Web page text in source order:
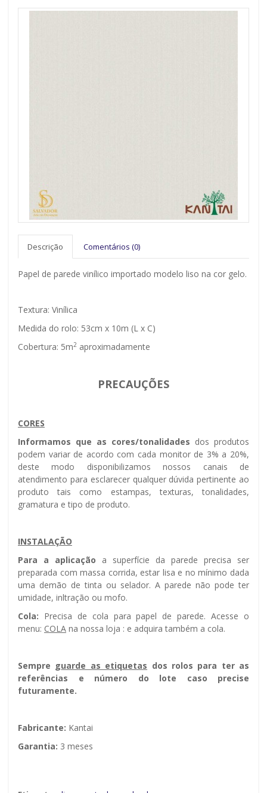
Descrição Comentários (0)
Papel de parede vinílico importado modelo liso na cor gelo.
Textura: Vinílica
Medida do rolo: 53cm x 10m (L x C)
Cobertura: 5m2 aproximadamente
PRECAUÇÕES
CORES
Informamos que as cores/tonalidades dos produtos
podem variar de acordo com cada monitor de 3% a 20%,
deste modo disponibilizamos nossos canais de
atendimento para esclarecer qualquer dúvida pertinente ao
produto tais como estampas, texturas, tonalidades,
gramatura e tipo de produto.
INSTALAÇÃO
Para a aplicação a superfície da parede precisa ser
preparada com massa corrida, estar lisa e no mínimo dada
uma demão de tinta ou selador. A parede não pode ter
umidade, infiltração ou mofo.
Cola: Precisa de cola para papel de parede. Acesse o
menu: COLA na nossa loja : e adquira também a cola.
Sempre guarde as etiquetas dos rolos para ter as
referências e número do lote caso precise
futuramente.
Fabricante: Kantai
Garantia: 3 meses